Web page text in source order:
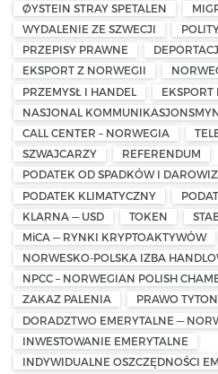
ØYSTEIN STRAY SPETALEN
WYDALENIE ZE SZWECJI
PRZEPISY PRAWNE
EKSPORT Z NORWEGII
PRZEMYSŁ I HANDEL
EKSPORT
NASJONAL
CALL CENTER – NORWEGIA
SZWAJCARZY
REFERENDUM
PODATEK OD SPADKÓW I
PODATEK KLIMATYCZNY
KLARNA — USD
TOKEN
MiCA — RYNKI KRYPTOAKTYWÓW
NORWESKO-POLSKA IZBA
NPCC – NORWEGIAN POLISH
ZAKAZ PALENIA
PRAWO
DORADZTWO EMERYTALNE —
INWESTOWANIE EMERYTALNE
INDYWIDUALNE OSZCZĘDNOŚCI